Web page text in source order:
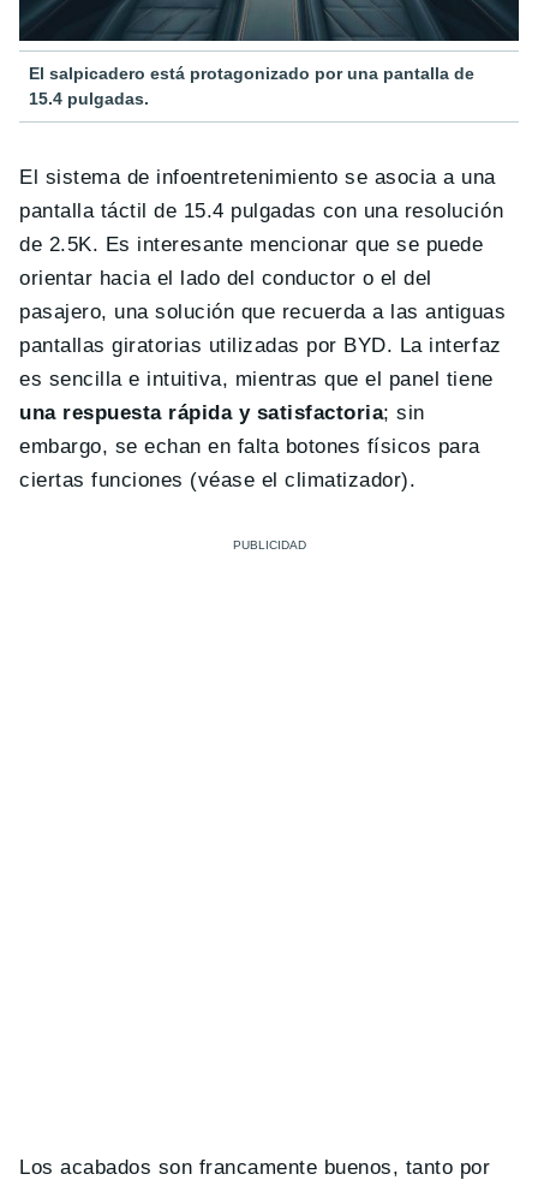
El salpicadero está protagonizado por una pantalla de
15.4 pulgadas.
El sistema de infoentretenimiento se asocia a una
pantalla táctil de 15.4 pulgadas con una resolución
de 2.5K. Es interesante mencionar que se puede
orientar hacia el lado del conductor o el del
pasajero, una solución que recuerda a las antiguas
pantallas giratorias utilizadas por BYD. La interfaz
es sencilla e intuitiva, mientras que el panel tiene
una respuesta rápida y satisfactoria; sin
embargo, se echan en falta botones físicos para
ciertas funciones (véase el climatizador).
Los acabados son francamente buenos, tanto por